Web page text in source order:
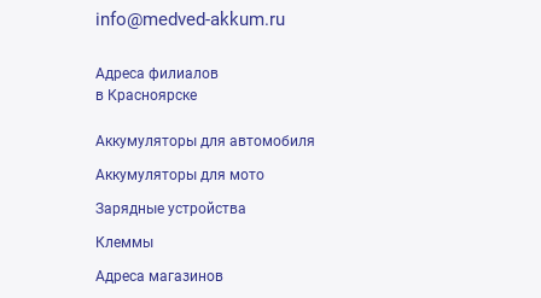
info@medved-akkum.ru
Адреса филиалов
в Красноярске
Аккумуляторы для автомобиля
Аккумуляторы для мото
Зарядные устройства
Клеммы
Адреса магазинов